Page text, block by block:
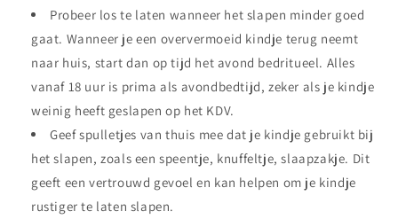
Probeer los te laten wanneer het slapen minder goed
gaat. Wanneer je een oververmoeid kindje terug neemt
naar huis, start dan op tijd het avond bedritueel. Alles
vanaf 18 uur is prima als avondbedtijd, zeker als je kindje
weinig heeft geslapen op het KDV.
Geef spulletjes van thuis mee dat je kindje gebruikt bij
het slapen, zoals een speentje, knuffeltje, slaapzakje. Dit
geeft een vertrouwd gevoel en kan helpen om je kindje
rustiger te laten slapen.